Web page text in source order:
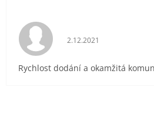
Hodnocení obchodu
2.12.2021
Rychlost dodání a okamžitá